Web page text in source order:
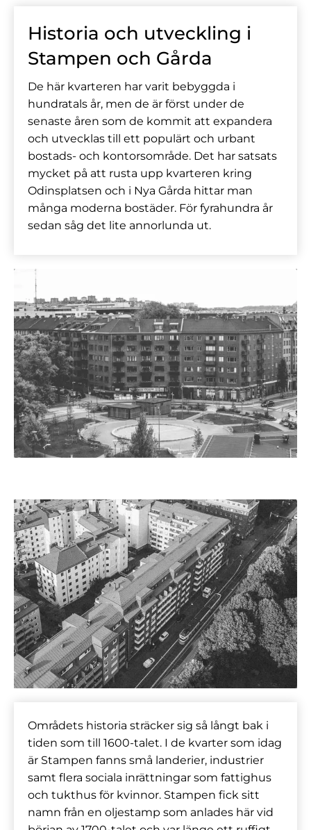
Historia och utveckling i
Stampen och Gårda
De här kvarteren har varit bebyggda i
hundratals år, men de är först under de
senaste åren som de kommit att expandera
och utvecklas till ett populärt och urbant
bostads- och kontorsområde. Det har satsats
mycket på att rusta upp kvarteren kring
Odinsplatsen och i Nya Gårda hittar man
många moderna bostäder. För fyrahundra år
sedan såg det lite annorlunda ut.
Områdets historia sträcker sig så långt bak i
tiden som till 1600-talet. I de kvarter som idag
är Stampen fanns små landerier, industrier
samt flera sociala inrättningar som fattighus
och tukthus för kvinnor. Stampen fick sitt
namn från en oljestamp som anlades här vid